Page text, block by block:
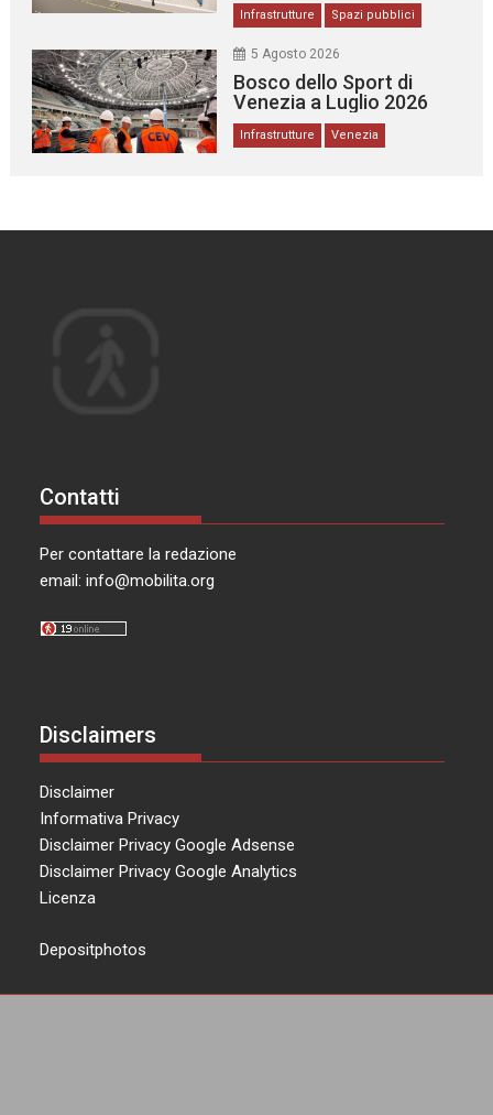
Infrastrutture Spazi pubblici
5 Agosto 2026
Bosco dello Sport di
Venezia a Luglio 2026
Infrastrutture Venezia
Contatti
Per contattare la redazione
email:info@mobilita.org
Disclaimers
Disclaimer
Informativa Privacy
Disclaimer Privacy Google Adsense
Disclaimer Privacy Google Analytics
Licenza
Depositphotos